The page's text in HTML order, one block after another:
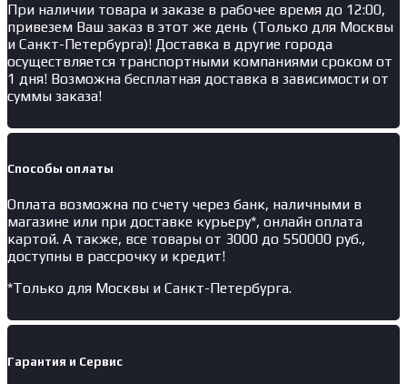
При наличии товара и заказе в рабочее время до 12:00,
привезем Ваш заказ в этот же день (Только для Москвы
и Санкт-Петербурга)! Доставка в другие города
осуществляется транспортными компаниями сроком от
1 дня! Возможна бесплатная доставка в зависимости от
суммы заказа!
Способы оплаты
Оплата возможна по счету через банк, наличными в
магазине или при доставке курьеру*, онлайн оплата
картой. А также, все товары от 3000 до 550000 руб.,
доступны в рассрочку и кредит!
*Только для Москвы и Санкт-Петербурга.
Гарантия и Сервис